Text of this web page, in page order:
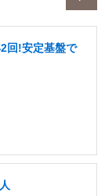
回!安定基盤で